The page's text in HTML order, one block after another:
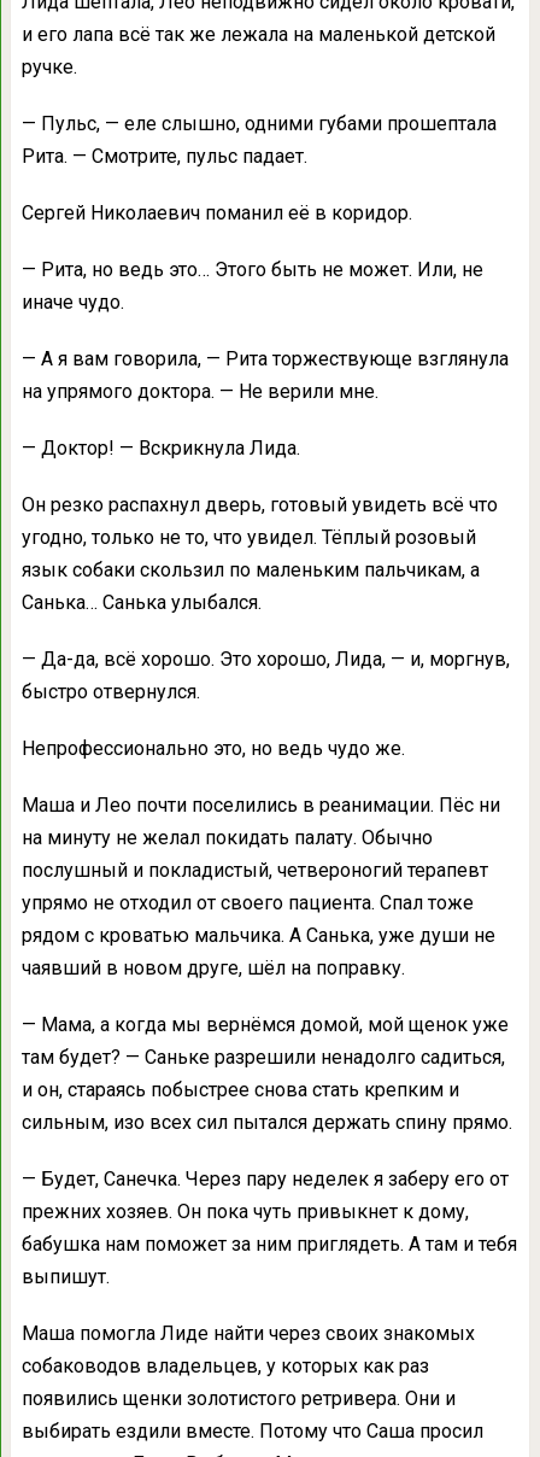
и его лапа всё так же лежала на маленькой детской
ручке.
— Пульс, — еле слышно, одними губами прошептала
Рита. — Смотрите, пульс падает.
Сергей Николаевич поманил её в коридор.
— Рита, но ведь это… Этого быть не может. Или, не
иначе чудо.
— А я вам говорила, — Рита торжествующе взглянула
на упрямого доктора. — Не верили мне.
— Доктор! — Вскрикнула Лида.
Он резко распахнул дверь, готовый увидеть всё что
угодно, только не то, что увидел. Тёплый розовый
язык собаки скользил по маленьким пальчикам, а
Санька… Санька улыбался.
— Да-да, всё хорошо. Это хорошо, Лида, — и, моргнув,
быстро отвернулся.
Непрофессионально это, но ведь чудо же.
Маша и Лео почти поселились в реанимации. Пёс ни
на минуту не желал покидать палату. Обычно
послушный и покладистый, четвероногий терапевт
упрямо не отходил от своего пациента. Спал тоже
рядом с кроватью мальчика. А Санька, уже души не
чаявший в новом друге, шёл на поправку.
— Мама, а когда мы вернёмся домой, мой щенок уже
там будет? — Саньке разрешили ненадолго садиться,
и он, стараясь побыстрее снова стать крепким и
сильным, изо всех сил пытался держать спину прямо.
— Будет, Санечка. Через пару неделек я заберу его от
прежних хозяев. Он пока чуть привыкнет к дому,
бабушка нам поможет за ним приглядеть. А там и тебя
выпишут.
Маша помогла Лиде найти через своих знакомых
собаководов владельцев, у которых как раз
появились щенки золотистого ретривера. Они и
выбирать ездили вместе. Потому что Саша просил